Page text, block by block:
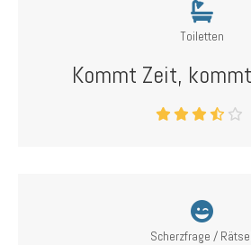
Toiletten
Kommt Zeit,
Scherzfrage / Rätsel